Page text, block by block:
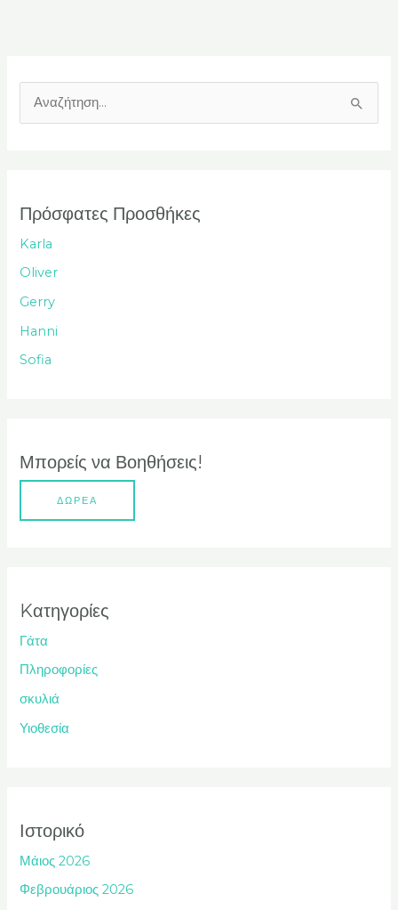
ή
τ
γ
ι
Πρόσφατες Προσθήκες
Karla
Oliver
Gerry
Hanni
Sofia
Μπορείς να Βοηθήσεις!
ΔΩΡΕΑ
Kατηγορίες
Γάτα
Πληροφορίες
σκυλιά
Υιοθεσία
Ιστορικό
Μάιος 2026
Φεβρουάριος 2026